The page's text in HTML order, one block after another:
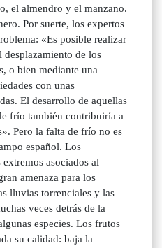
el almendro y el manzano.
Por suerte, los expertos
«Es posible realizar
desplazamiento de los
o bien mediante una
con unas
El desarrollo de aquellas
frío también contribuiría a
Pero la falta de frío no es
español. Los
asociados al
amenaza para los
lluvias torrenciales y las
veces detrás de la
especies. Los frutos
su calidad: baja la